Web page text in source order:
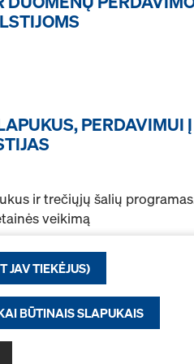
Naudojamos įrengti
Nauji
Kiekis
Doka tinklinė
Gaminio Nr.
Sandėliavimo ir
daiktams.
PERDAVIMUI Į
ir trečiųjų šalių
veikimą
veikimą.
naudojimą arba
apie slapukus, žr.duomenų
pasirinkti slapukus
JAV TIEKĖJUS)
BŪTINAIS SLAPUKAIS